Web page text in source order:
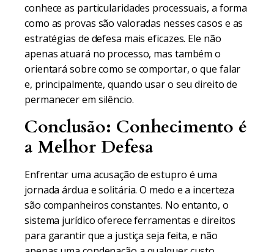
conhece as particularidades processuais, a forma
como as provas são valoradas nesses casos e as
estratégias de defesa mais eficazes. Ele não
apenas atuará no processo, mas também o
orientará sobre como se comportar, o que falar
e, principalmente, quando usar o seu direito de
permanecer em silêncio.
Conclusão: Conhecimento é
a Melhor Defesa
Enfrentar uma acusação de estupro é uma
jornada árdua e solitária. O medo e a incerteza
são companheiros constantes. No entanto, o
sistema jurídico oferece ferramentas e direitos
para garantir que a justiça seja feita, e não